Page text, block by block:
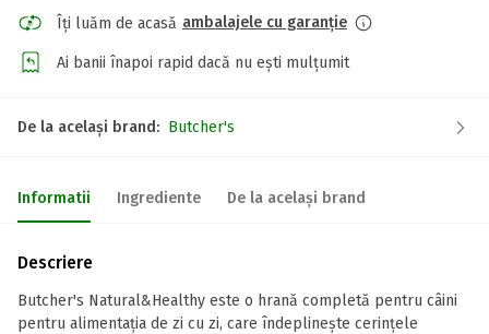
Îți luăm de acasă ambalajele cu garanție
Ai banii înapoi rapid dacă nu ești mulțumit
De la același brand: Butcher's
Informatii Ingrediente De la același brand
Descriere
Butcher's Natural&Healthy este o hrană completă pentru câini
pentru alimentația de zi cu zi, care îndeplinește cerințele